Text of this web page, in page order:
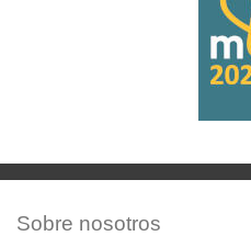
Sobre nosotros